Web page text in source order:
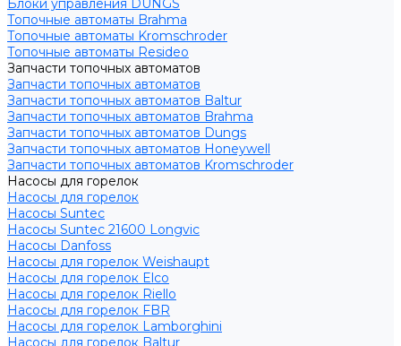
Блоки управления DUNGS
Топочные автоматы Brahma
Топочные автоматы Kromschroder
Топочные автоматы Resideo
Запчасти топочных автоматов
Запчасти топочных автоматов
Запчасти топочных автоматов Baltur
Запчасти топочных автоматов Brahma
Запчасти топочных автоматов Dungs
Запчасти топочных автоматов Honeywell
Запчасти топочных автоматов Kromschroder
Насосы для горелок
Насосы для горелок
Насосы Suntec
Насосы Suntec 21600 Longvic
Насосы Danfoss
Насосы для горелок Weishaupt
Насосы для горелок Elco
Насосы для горелок Riello
Насосы для горелок FBR
Насосы для горелок Lamborghini
Насосы для горелок Baltur